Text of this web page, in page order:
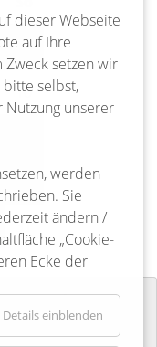
3
10
24
31
dieser Webseite
auf Ihre
Zweck setzen wir
bitte selbst,
Nutzung unserer
werden
Sie
ändern /
„Cookie-
Ecke der
Details einblenden